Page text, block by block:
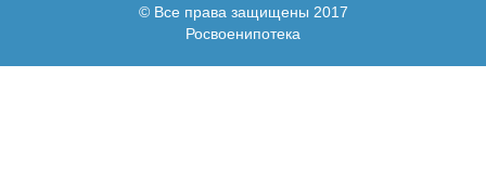
© Все права защищены 2017
Росвоенипотека